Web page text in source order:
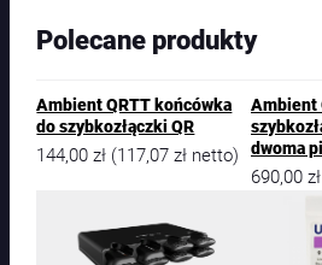
Polecane produkty
Ambient QRTT końcówka
do szybkozłączki QR
144,00zł (117,07zł netto)
Ambient
dwoma
690,00 zł